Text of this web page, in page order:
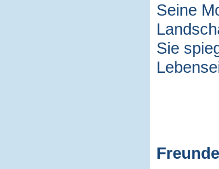
Seine
Sie
Freunde